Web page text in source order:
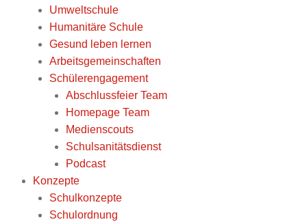
Umweltschule
Humanitäre Schule
Gesund leben lernen
Arbeitsgemeinschaften
Schülerengagement
Abschlussfeier Team
Homepage Team
Medienscouts
Schulsanitätsdienst
Podcast
Konzepte
Schulkonzepte
Schulordnung